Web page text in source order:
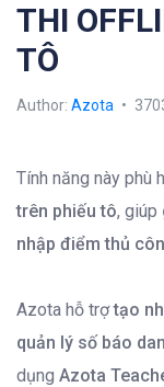
THI
TÔ
Author: Azota
Tính năng này phù
trên phiếu tô, giúp
nhập điểm thủ
Azota hỗ trợtạo
quản lý số báo
dụng Azota